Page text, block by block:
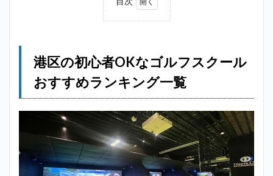
OK
ルフ
おす
すめ
ラン
キン
覧
港区の初心者OKなゴルフスクール
おすすめランキング一覧